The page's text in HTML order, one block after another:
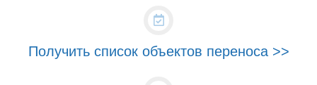
Получить список объектов переноса >>